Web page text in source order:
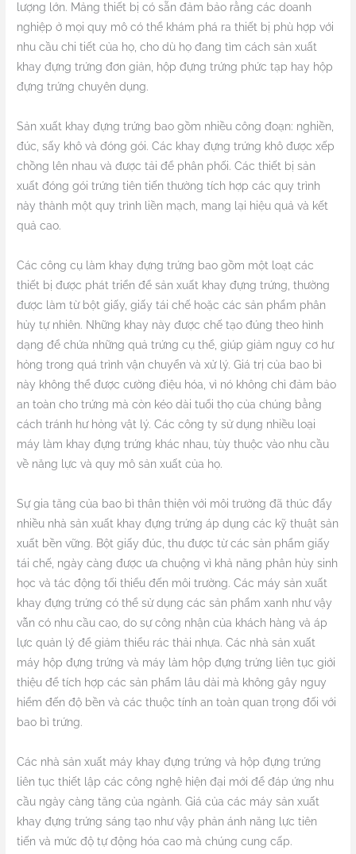
lượng lớn. Mảng thiết bị có sẵn đảm bảo rằng các doanh
nghiệp ở mọi quy mô có thể khám phá ra thiết bị phù hợp với
nhu cầu chi tiết của họ, cho dù họ đang tìm cách sản xuất
khay đựng trứng đơn giản, hộp đựng trứng phức tạp hay hộp
đựng trứng chuyên dụng.
Sản xuất khay đựng trứng bao gồm nhiều công đoạn: nghiền,
đúc, sấy khô và đóng gói. Các khay đựng trứng khô được xếp
chồng lên nhau và được tải để phân phối. Các thiết bị sản
xuất đóng gói trứng tiên tiến thường tích hợp các quy trình
này thành một quy trình liền mạch, mang lại hiệu quả và kết
quả cao.
Các công cụ làm khay đựng trứng bao gồm một loạt các
thiết bị được phát triển để sản xuất khay đựng trứng, thường
được làm từ bột giấy, giấy tái chế hoặc các sản phẩm phân
hủy tự nhiên. Những khay này được chế tạo đúng theo hình
dạng để chứa những quả trứng cụ thể, giúp giảm nguy cơ hư
hỏng trong quá trình vận chuyển và xử lý. Giá trị của bao bì
này không thể được cường điệu hóa, vì nó không chỉ đảm bảo
an toàn cho trứng mà còn kéo dài tuổi thọ của chúng bằng
cách tránh hư hỏng vật lý. Các công ty sử dụng nhiều loại
máy làm khay đựng trứng khác nhau, tùy thuộc vào nhu cầu
về năng lực và quy mô sản xuất của họ.
Sự gia tăng của bao bì thân thiện với môi trường đã thúc đẩy
nhiều nhà sản xuất khay đựng trứng áp dụng các kỹ thuật sản
xuất bền vững. Bột giấy đúc, thu được từ các sản phẩm giấy
tái chế, ngày càng được ưa chuộng vì khả năng phân hủy sinh
học và tác động tối thiểu đến môi trường. Các máy sản xuất
khay đựng trứng có thể sử dụng các sản phẩm xanh như vậy
vẫn có nhu cầu cao, do sự công nhận của khách hàng và áp
lực quản lý để giảm thiểu rác thải nhựa. Các nhà sản xuất
máy hộp đựng trứng và máy làm hộp đựng trứng liên tục giới
thiệu để tích hợp các sản phẩm lâu dài mà không gây nguy
hiểm đến độ bền và các thuộc tính an toàn quan trọng đối với
bao bì trứng.
Các nhà sản xuất máy khay đựng trứng và hộp đựng trứng
liên tục thiết lập các công nghệ hiện đại mới để đáp ứng nhu
cầu ngày càng tăng của ngành. Giá của các máy sản xuất
khay đựng trứng sáng tạo như vậy phản ánh năng lực tiên
tiến và mức độ tự động hóa cao mà chúng cung cấp.